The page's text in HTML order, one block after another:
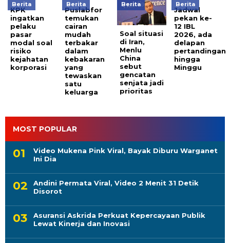
Berita
KPK
ingatkan
pelaku
pasar
modal soal
risiko
kejahatan
korporasi
Berita
Puslabfor
temukan
cairan
mudah
terbakar
dalam
kebakaran
yang
tewaskan
satu
keluarga
Berita
Soal situasi
di Iran,
Menlu
China
sebut
gencatan
senjata jadi
prioritas
Berita
Jadwal
pekan ke-
12 IBL
2026, ada
delapan
pertandingan
hingga
Minggu
MOST POPULAR
Video Mukena Pink Viral, Bayak Diburu Warganet
Ini Dia
Andini Permata Viral, Video 2 Menit 31 Detik
Disorot
Asuransi Askrida Perkuat Kepercayaan Publik
Lewat Kinerja dan Inovasi